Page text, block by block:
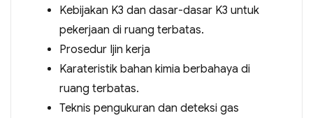
Kebijakan K3 dan dasar-dasar K3 untuk
pekerjaan di ruang terbatas.
Prosedur Ijin kerja
Karateristik bahan kimia berbahaya di
ruang terbatas.
Teknis pengukuran dan deteksi gas